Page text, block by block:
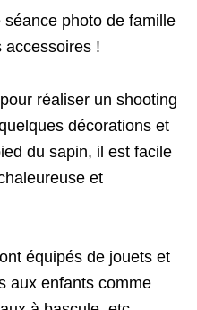
photo de famille
accessoires !
réaliser un shooting
décorations et
du sapin, il est facile
et
équipés de jouets et
aux enfants comme